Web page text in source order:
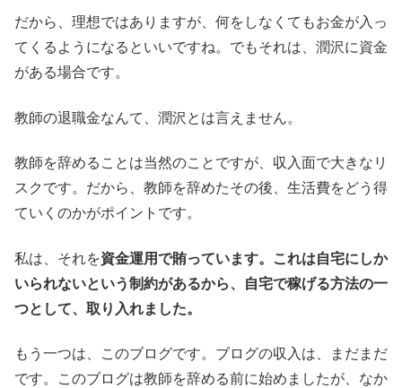
だから、理想ではありますが、何をしなくてもお金が入っ
てくるようになるといいですね。でもそれは、潤沢に資金
がある場合です。
教師の退職金なんて、潤沢とは言えません。
教師を辞めることは当然のことですが、収入面で大きなリ
スクです。だから、教師を辞めたその後、生活費をどう得
ていくのかがポイントです。
私は、それを資金運用で賄っています。これは自宅にしか
いられないという制約があるから、自宅で稼げる方法の一
つとして、取り入れました。
もう一つは、このブログです。ブログの収入は、まだまだ
です。このブログは教師を辞める前に始めましたが、なか